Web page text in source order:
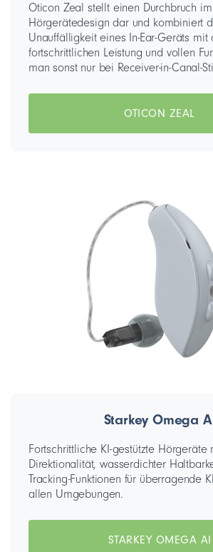
Oticon Zeal stellt einen Durchbruch im
Hörgerätedesign dar und kombiniert
Unauffälligkeit eines In-Ear-Geräts mit
fortschrittlichen Leistung und vollen
man sonst nur bei Receiver-in-Canal-
OTICON ZEAL
Starkey Omega
Fortschrittliche KI-gestützte Hörgeräte
Direktionalität, wasserdichter
Tracking-Funktionen für überragende
allen Umgebungen.
STARKEY OMEGA AI